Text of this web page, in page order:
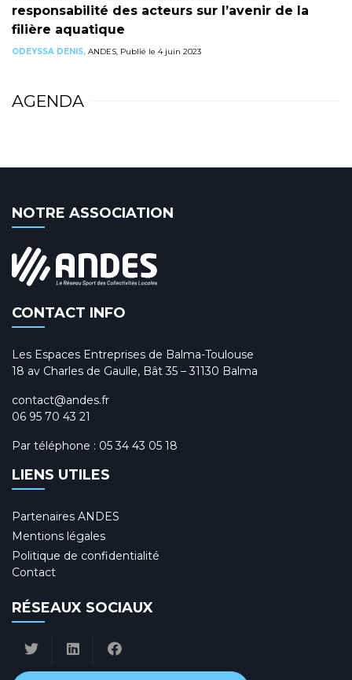
responsabilité des acteurs sur l’avenir de la
filière aquatique
ODEYSSA DENIS, ANDES, Publié le 4 juin 2023
AGENDA
NOTRE ASSOCIATION
CONTACT INFO
Les Espaces Entreprises de Balma-Toulouse
18 av Charles de Gaulle, Bât 35 – 31130 Balma
contact@andes.fr
06 95 70 43 21
Par téléphone : 05 34 43 05 18
LIENS UTILES
Partenaires ANDES
Mentions légales
Politique de confidentialité
Contact
RÉSEAUX SOCIAUX